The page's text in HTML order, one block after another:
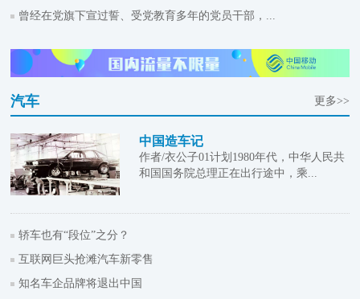
曾经在党旗下宣过誓、受党教育多年的党员干部，...
汽车 更多>>
中国造车记
作者/衣公子01计划1980年代，中华人民共
和国国务院总理正在出行途中，乘...
轿车也有“段位”之分？
互联网巨头抢滩汽车新零售
知名车企品牌将退出中国